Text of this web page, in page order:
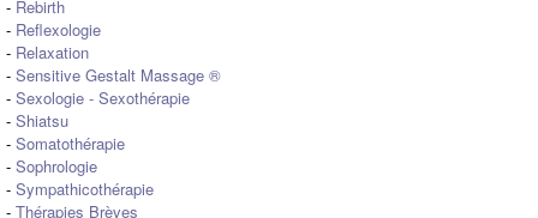
- Rebirth
- Reflexologie
- Relaxation
- Sensitive Gestalt Massage ®
- Sexologie - Sexothérapie
- Shiatsu
- Somatothérapie
- Sophrologie
- Sympathicothérapie
- Thérapies Brèves